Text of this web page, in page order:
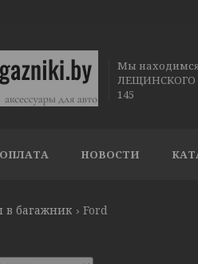
Мы
ЛЕЩИНСКОГО
145
НОВОСТИ
в багажник Ford